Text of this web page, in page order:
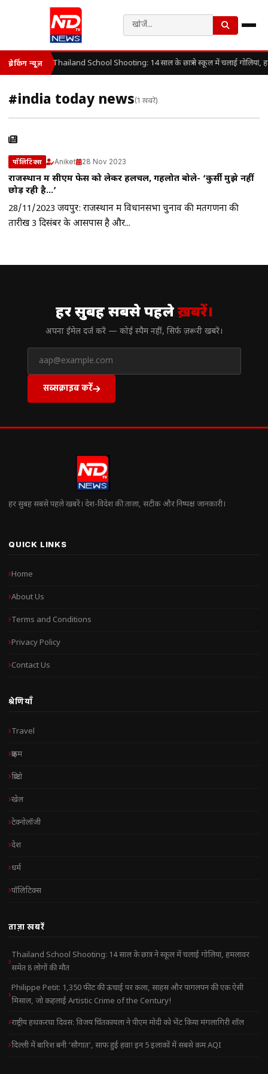
ब्रेकिंग न्यूज़ Thailand School Shooting: 14 साल के छात्र ने स्कूल में चलाई गोलियां,
#india today news(1 खबरें)
पॉलिटिक्स Aniket 28 Nov 2023
राजस्थान में सीएम फेस को लेकर हलचल, गहलोत बोले- ‘कुर्सी मुझे नहीं
छोड़ रही है…’
28/11/2023 जयपुर: राजस्थान में विधानसभा चुनाव की मतगणना की
तारीख 3 दिसंबर के आसपास है और...
हर सुबह सबसे पहलेख़बरें।
अपना ईमेल दर्ज करें — कोई स्पैम नहीं, सिर्फ ज़रूरी खबरें।
सब्सक्राइब करें
हर सुबह सबसे पहले खबरें। देश-विदेश की ताज़ा, सटीक और निष्पक्ष जानकारी।
QUICK LINKS
Home
About Us
Terms and Conditions
Privacy Policy
Contact Us
श्रेणियाँ
Travel
क्राइम
क्रिप्टो
खेल
टेक्नोलॉजी
देश
धर्म
पॉलिटिक्स
ताज़ा खबरें
Thailand School Shooting: 14 साल के छात्र ने स्कूल में चलाई गोलियां, हमलावर
समेत 8 लोगों की मौत
Philippe Petit: 1,350 फीट की ऊंचाई पर कला, साहस और पागलपन की एक ऐसी
मिसाल, जो कहलाई Artistic Crime of the Century!
राष्ट्रीय हथकरघा दिवस: विजय चिंतकायला ने पीएम मोदी को भेंट किया मंगलागिरी शॉल
दिल्ली में बारिश बनी ‘सौगात’, साफ हुई हवा! इन 5 इलाकों में सबसे कम AQI